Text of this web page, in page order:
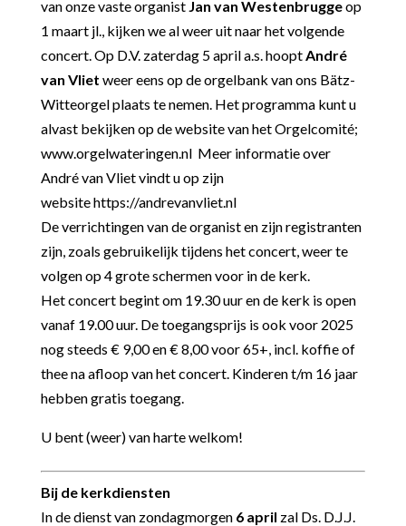
van onze vaste organist Jan van Westenbruggeop
1 maart jl., kijken we al weer uit naar het volgende
concert. Op D.V. zaterdag 5 april a.s. hooptAndré
van Vliet weer eens op de orgelbank van ons Bätz-
Witteorgel plaats te nemen. Het programma kunt u
alvast bekijken op de website van het Orgelcomité;
www.orgelwateringen.nl Meer informatie over
André van Vliet vindt u op zijn
websitehttps://andrevanvliet.nl
De verrichtingen van de organist en zijn registranten
zijn, zoals gebruikelijk tijdens het concert, weer te
volgen op 4 grote schermen voor in de kerk.
Het concert begint om 19.30 uur en de kerk is open
vanaf 19.00 uur. De toegangsprijs is ook voor 2025
nog steeds € 9,00 en € 8,00 voor 65+, incl. koffie of
thee na afloop van het concert. Kinderen t/m 16 jaar
hebben gratis toegang.
U bent (weer) van harte welkom!
Bij de kerkdiensten
In de dienst van zondagmorgen 6 april zal Ds. D.J.J.